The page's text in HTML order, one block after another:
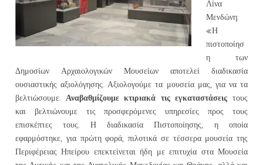
Λίνα
Μενδώνη:
«Η
πιστοποίησ
η των
Δημοσίων Αρχαιολογικών Μουσείων αποτελεί διαδικασία
ουσιαστικής αξιολόγησης. Αξιολογούμε τα μουσεία μας, για να τα
βελτιώσουμε.
Αναβαθμίζουμε κτιριακά τις εγκαταστάσεις τους
και βελτιώνουμε τις προσφερόμενες υπηρεσίες προς τους
επισκέπτες τους. Η διαδικασία Πιστοποίησης, η οποία
εφαρμόστηκε, για πρώτη φορά, πιλοτικά σε τέσσερα μουσεία της
Περιφέρειας Ηπείρου επεκτείνεται ήδη με επιτυχία στα Μουσεία